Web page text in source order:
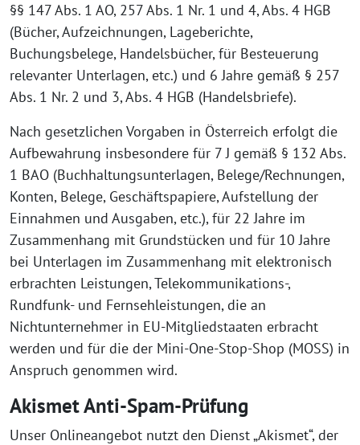
§§ 147 Abs. 1 AO, 257 Abs. 1 Nr. 1 und 4, Abs. 4 HGB
(Bücher, Aufzeichnungen, Lageberichte,
Buchungsbelege, Handelsbücher, für Besteuerung
relevanter Unterlagen, etc.) und 6 Jahre gemäß § 257
Abs. 1 Nr. 2 und 3, Abs. 4 HGB (Handelsbriefe).
Nach gesetzlichen Vorgaben in Österreich erfolgt die
Aufbewahrung insbesondere für 7 J gemäß § 132 Abs.
1 BAO (Buchhaltungsunterlagen, Belege/Rechnungen,
Konten, Belege, Geschäftspapiere, Aufstellung der
Einnahmen und Ausgaben, etc.), für 22 Jahre im
Zusammenhang mit Grundstücken und für 10 Jahre
bei Unterlagen im Zusammenhang mit elektronisch
erbrachten Leistungen, Telekommunikations-,
Rundfunk- und Fernsehleistungen, die an
Nichtunternehmer in EU-Mitgliedstaaten erbracht
werden und für die der Mini-One-Stop-Shop (MOSS) in
Anspruch genommen wird.
Akismet Anti-Spam-Prüfung
Unser Onlineangebot nutzt den Dienst „Akismet“, der